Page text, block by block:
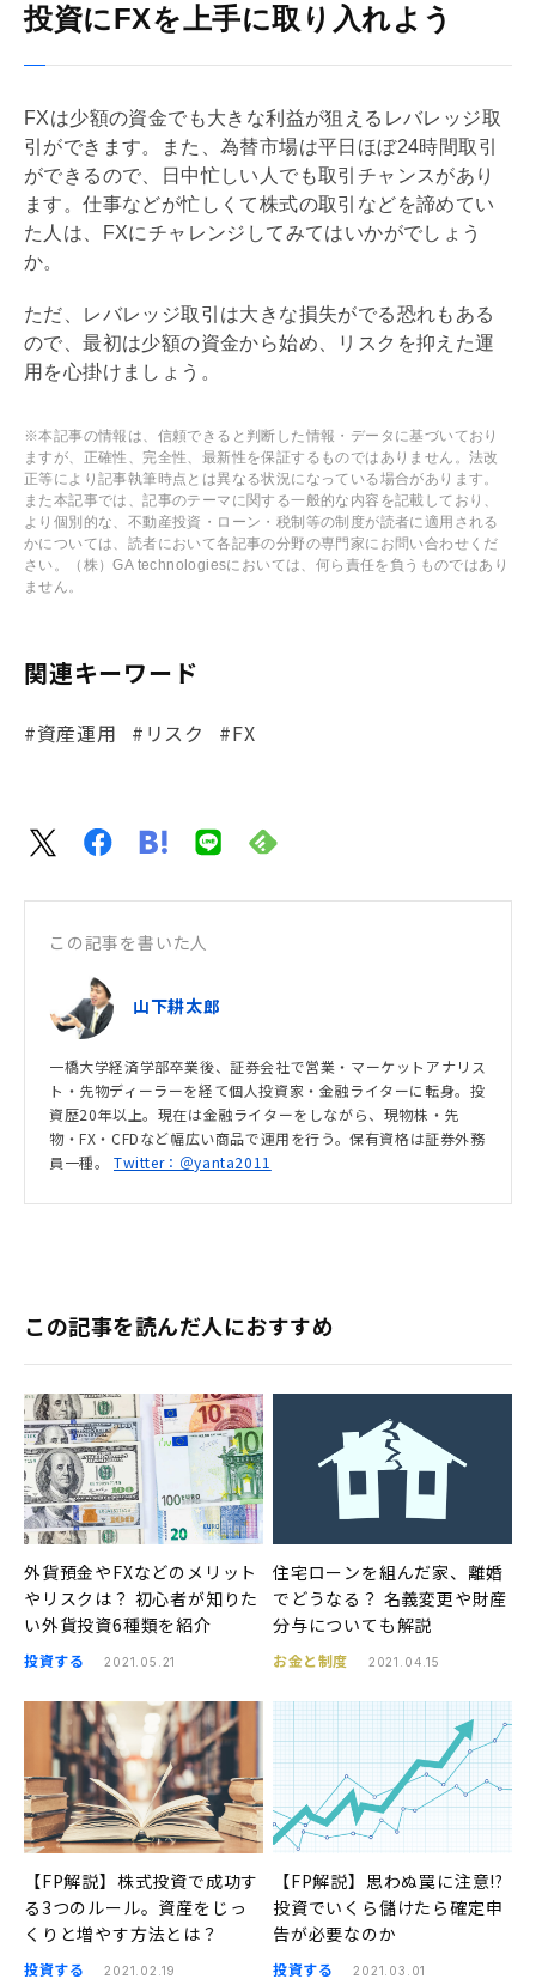
投資にFXを上手に取り入れよう
FXは少額の資金でも大きな利益が狙える レバレッジ取
引ができます。また、為替市場は平日ほぼ24時間取引
ができるので、日中忙しい人でも取引チャンスがあり
ます。仕事などが忙しくて株式の取引などを諦めてい
た人は、FXにチャレンジしてみてはいかがでしょう
か。
ただ、 レバレッジ取引は大きな損失がでる恐れもある
ので、最初は少額の資金から始め、リスクを抑えた運
用を心掛けましょう。
※本記事の情報は、信頼できると判断した情報・データに基づいており
ますが、正確性、完全性、最新性を保証するものではありません。法改
正等により記事執筆時点とは異なる状況になっている場合があります。
また本記事では、記事のテーマに関する一般的な内容を記載しており、
より個別的な、不動産投資・ローン・税制等の制度が読者に適用される
かについては、読者において各記事の分野の専門家にお問い合わせくだ
さい。（株）GA technologiesにおいては、何ら責任を負うものではあり
ません。
関連キーワード
#資産運用 #リスク #FX
この記事を書いた人
山下耕太郎
一橋大学経済学部卒業後、証券会社で営業・マーケットアナリス
ト・先物ディーラーを経て個人投資家・金融ライターに転身。投
資歴20年以上。現在は金融ライターをしながら、現物株・先
物・FX・CFDなど幅広い商品で運用を行う。保有資格は証券外務
員一種。 Twitter：＠yanta2011
この記事を読んだ人におすすめ
外貨預金やFXなどのメリット
やリスクは？ 初心者が知りた
い外貨投資6種類を紹介
投資する 2021.05.21
住宅ローンを組んだ家、離婚
でどうなる？ 名義変更や財産
分与についても解説
お金と制度 2021.04.15
【FP解説】株式投資で成功す
る3つのルール。資産をじっ
くりと増やす方法とは？
投資する 2021.02.19
【FP解説】思わぬ罠に注意!?
投資でいくら儲けたら確定申
告が必要なのか
投資する 2021.03.01